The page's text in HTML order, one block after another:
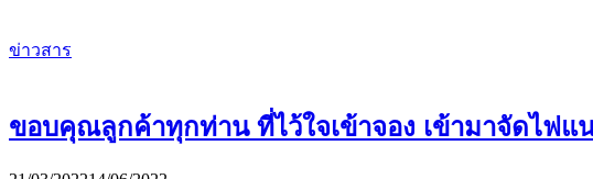
ข่าวสาร
ขอบคุณลูกค้าทุกท่าน ที่ไว้ใจเข้าจอง เข้ามาจัดไฟ